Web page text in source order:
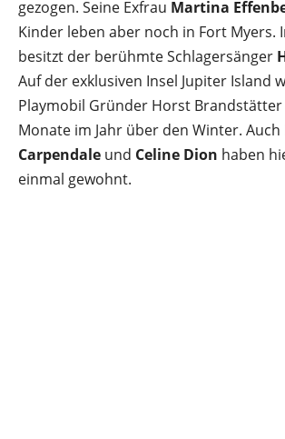
gezogen. Seine Exfrau Martina
Kinder leben aber noch in Fort Myers.
besitzt der berühmte Schlagersänger
Auf der exklusiven Insel Jupiter Island
Playmobil Gründer Horst
Monate im Jahr über den Winter. Auch
Carpendale und Celine Dion haben
einmal gewohnt.